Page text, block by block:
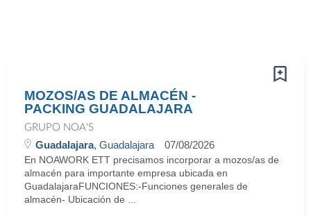
MOZOS/AS DE ALMACÉN -
PACKING GUADALAJARA
GRUPO NOA'S
Guadalajara, Guadalajara 07/08/2026
En NOAWORK ETT precisamos incorporar a mozos/as de
almacén para importante empresa ubicada en
GuadalajaraFUNCIONES:-Funciones generales de
almacén- Ubicación de ...